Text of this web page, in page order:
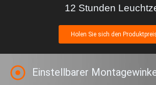
12 Stunden
Holen Sie sich den
Einstellbarer